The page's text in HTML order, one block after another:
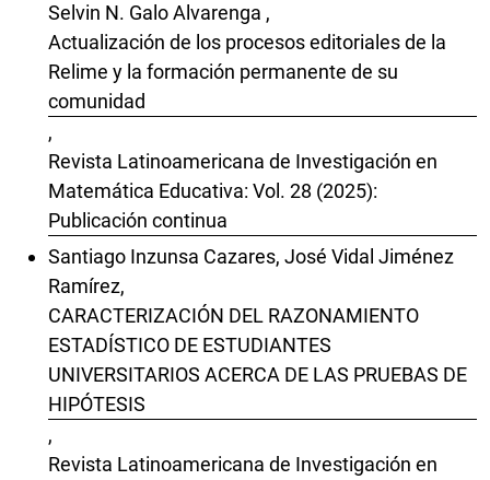
Selvin N. Galo Alvarenga ,
Actualización de los procesos editoriales de la
Relime y la formación permanente de su
comunidad
,
Revista Latinoamericana de Investigación en
Matemática Educativa: Vol. 28 (2025):
Publicación continua
Santiago Inzunsa Cazares, José Vidal Jiménez
Ramírez,
CARACTERIZACIÓN DEL RAZONAMIENTO
ESTADÍSTICO DE ESTUDIANTES
UNIVERSITARIOS ACERCA DE LAS PRUEBAS DE
HIPÓTESIS
,
Revista Latinoamericana de Investigación en